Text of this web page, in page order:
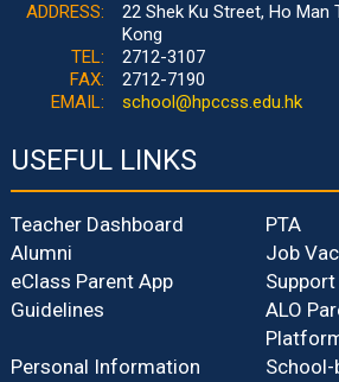
ADDRESS:
22 Shek Ku Street, Ho Man
Kong
TEL:
2712-3107
FAX:
2712-7190
EMAIL:
school@hpccss.edu.hk
USEFUL LINKS
Teacher Dashboard
PTA
Alumni
Job
eClass Parent App
Guidelines
Support
ALO
Personal Information
School-